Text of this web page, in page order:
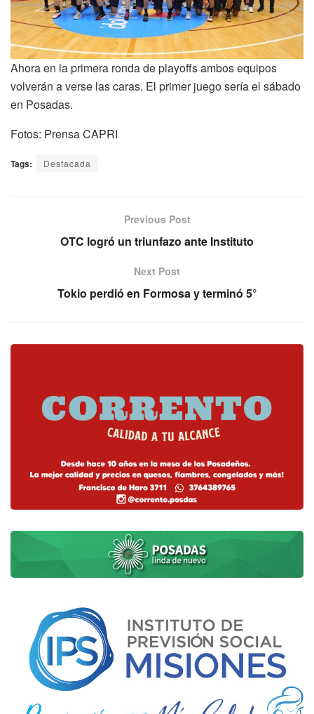
Ahora en la primera ronda de playoffs ambos equipos
volverán a verse las caras. El primer juego sería el sábado
en Posadas.
Fotos: Prensa CAPRI
Tags: Destacada
Previous Post
OTC logró un triunfazo ante Instituto
Next Post
Tokio perdió en Formosa y terminó 5°